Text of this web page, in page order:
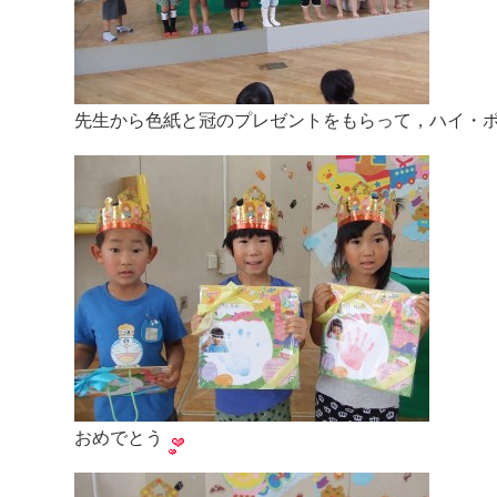
先生から色紙と冠のプレゼントをもらって，ハイ・
おめでとう